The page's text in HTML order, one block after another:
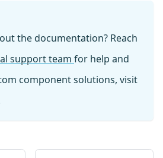
the documentation? Reach
support team for help and
component solutions, visit